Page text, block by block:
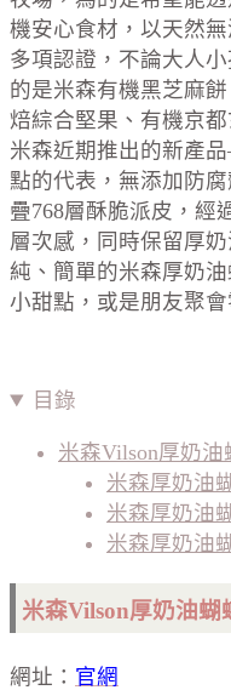
機安心食材，以天然
多項認證，不論大人
的是米森有機黑芝麻
焙綜合堅果、有機京
米森近期推出的新產品
點的代表，無添加防
疊768層酥脆派皮，經
層次感，同時保留厚
純、簡單的米森厚奶
小甜點，或是朋友聚
目錄
米森Vilson厚奶油
米森厚奶油
米森厚奶油
米森厚奶油
米森Vilson厚奶油蝴
網址： 官網